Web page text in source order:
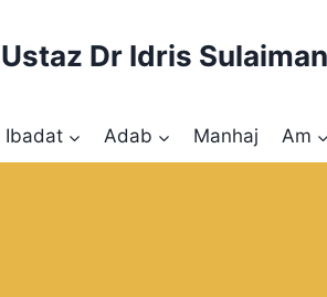
Ustaz Dr Idris Sulaiman
Ibadat Adab Manhaj Am